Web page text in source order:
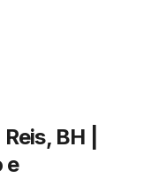
BH |
e